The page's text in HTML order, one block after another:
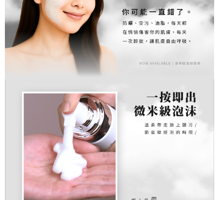
免運費
郵局
每筆NT$80，滿NT$1,500(含以上)免運費
新馬專屬 滿額免運！